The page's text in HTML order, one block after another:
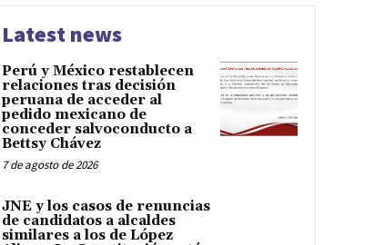
Latest news
Perú y México restablecen
relaciones tras decisión
peruana de acceder al
pedido mexicano de
conceder salvoconducto a
Bettsy Chávez
7 de agosto de 2026
JNE y los casos de renuncias
de candidatos a alcaldes
similares a los de López